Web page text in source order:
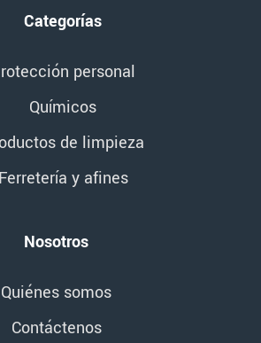
Categorías
personal
Químicos
de limpieza
Ferretería y afines
Nosotros
Quiénes somos
Contáctenos